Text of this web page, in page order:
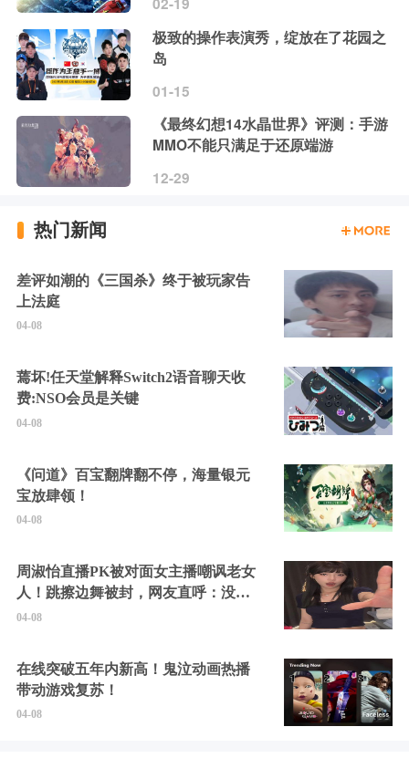
极致的操作表演秀，绽放在了花园之
岛
01-15
《最终幻想14水晶世界》评测：手游
MMO不能只满足于还原端游
12-29
热门新闻
差评如潮的《三国杀》终于被玩家告
上法庭
04-08
蔫坏!任天堂解释Switch2语音聊天收
费:NSO会员是关键
04-08
《问道》百宝翻牌翻不停，海量银元
宝放肆领！
04-08
周淑怡直播PK被对面女主播嘲讽老女
人！跳擦边舞被封，网友直呼：没边
硬擦封的好！
04-08
在线突破五年内新高！鬼泣动画热播
带动游戏复苏！
04-08